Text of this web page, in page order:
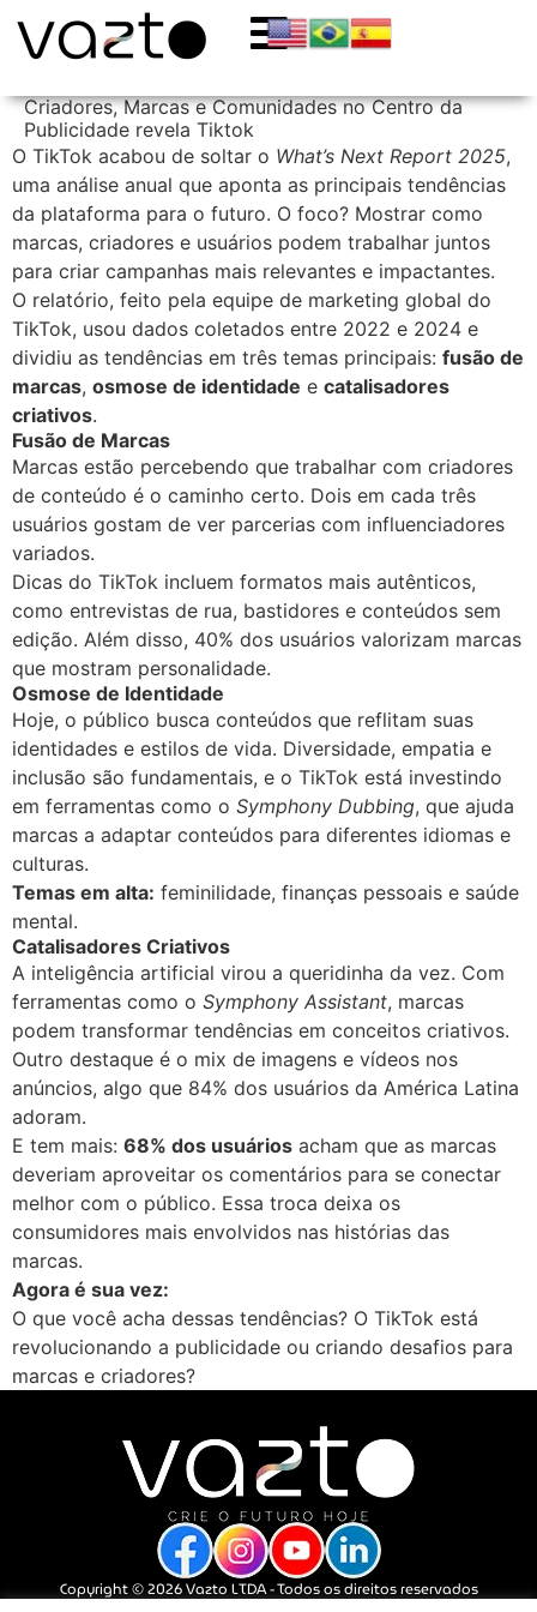
Criadores, Marcas e Comunidades no Centro da
Publicidade revela Tiktok
O TikTok acabou de soltar o What’s Next Report 2025,
uma análise anual que aponta as principais tendências
da plataforma para o futuro. O foco? Mostrar como
marcas, criadores e usuários podem trabalhar juntos
para criar campanhas mais relevantes e impactantes.
O relatório, feito pela equipe de marketing global do
TikTok, usou dados coletados entre 2022 e 2024 e
dividiu as tendências em três temas principais: fusão de
marcas, osmose de identidade e catalisadores
criativos.
Fusão de Marcas
Marcas estão percebendo que trabalhar com criadores
de conteúdo é o caminho certo. Dois em cada três
usuários gostam de ver parcerias com influenciadores
variados.
Dicas do TikTok incluem formatos mais autênticos,
como entrevistas de rua, bastidores e conteúdos sem
edição. Além disso, 40% dos usuários valorizam marcas
que mostram personalidade.
Osmose de Identidade
Hoje, o público busca conteúdos que reflitam suas
identidades e estilos de vida. Diversidade, empatia e
inclusão são fundamentais, e o TikTok está investindo
em ferramentas como o Symphony Dubbing, que ajuda
marcas a adaptar conteúdos para diferentes idiomas e
culturas.
Temas em alta: feminilidade, finanças pessoais e saúde
mental.
Catalisadores Criativos
A inteligência artificial virou a queridinha da vez. Com
ferramentas como o Symphony Assistant, marcas
podem transformar tendências em conceitos criativos.
Outro destaque é o mix de imagens e vídeos nos
anúncios, algo que 84% dos usuários da América Latina
adoram.
E tem mais: 68% dos usuários acham que as marcas
deveriam aproveitar os comentários para se conectar
melhor com o público. Essa troca deixa os
consumidores mais envolvidos nas histórias das
marcas.
Agora é sua vez:
O que você acha dessas tendências? O TikTok está
revolucionando a publicidade ou criando desafios para
marcas e criadores?
Copyright © 2026 Vazto LTDA - Todos os direitos reservados